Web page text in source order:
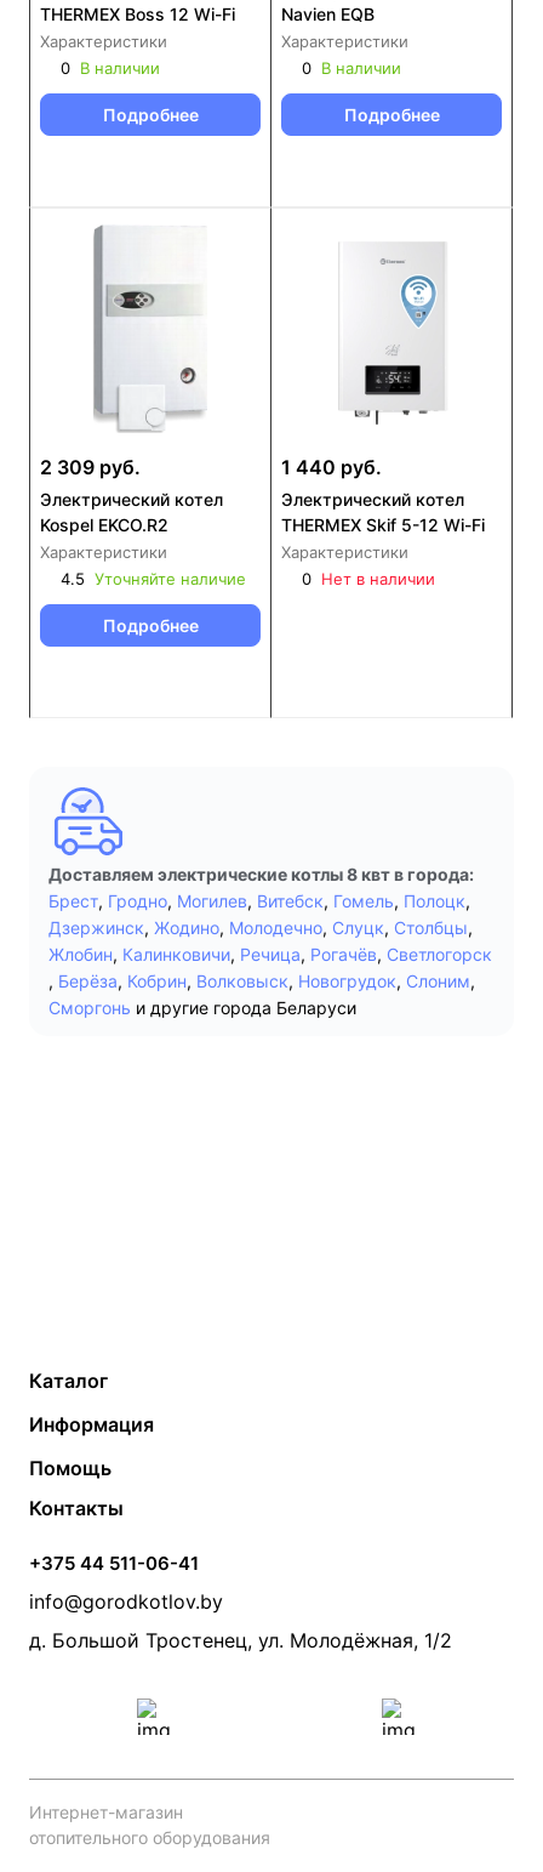
THERMEX Boss 12 Wi-Fi
Характеристики
0 В наличии
Подробнее
Navien EQB
Характеристики
0 В наличии
Подробнее
2 309 руб.
Электрический котел
Kospel EKCO.R2
Характеристики
4.5 Уточняйте наличие
Подробнее
1 440 руб.
Электрический котел
THERMEX Skif 5-12 Wi-Fi
Характеристики
0 Нет в наличии
Доставляем электрические котлы 8 квт в города:
Брест, Гродно, Могилев, Витебск, Гомель, Полоцк,
Дзержинск, Жодино, Молодечно, Слуцк, Столбцы,
Жлобин, Калинковичи, Речица, Рогачёв, Светлогорск
, Берёза, Кобрин, Волковыск, Новогрудок, Слоним,
Сморгонь и другие города Беларуси
Каталог
Твердотопливные котлы
Электрические котлы
Банные печи
Камины и печи
Теплый пол
Радиаторы
Насосы
Дымоходы
Информация
Контакты
Статьи
Акции
Производители
Помощь
Монтаж систем отопления
Прайс по монтажу систем отопления
Проект систем отопления
Контакты
+375 44 511-06-41
info@gorodkotlov.by
д. Большой Тростенец, ул. Молодёжная, 1/2
Интернет-магазин
отопительного оборудования